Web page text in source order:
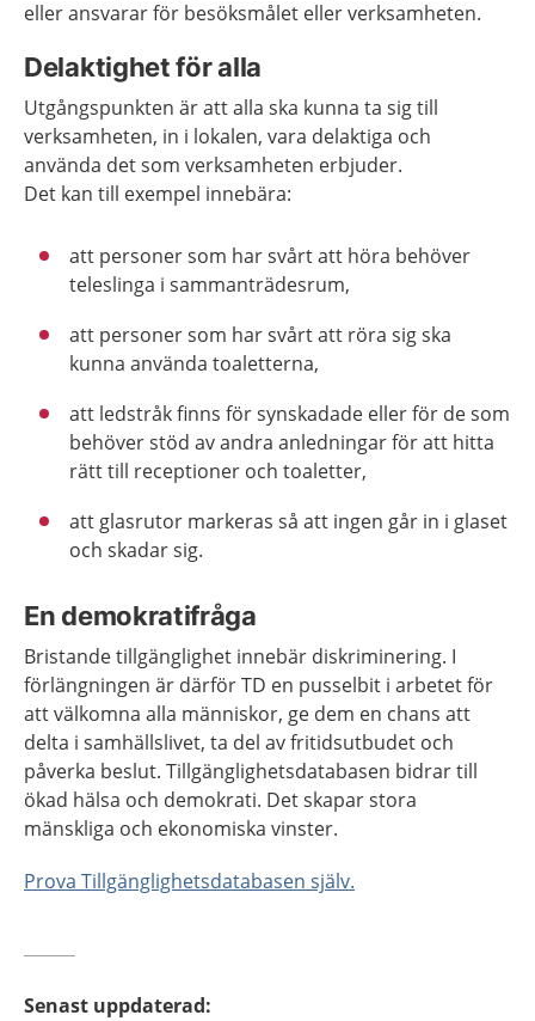
eller ansvarar för besöksmålet eller verksamheten.
Delaktighet för alla
Utgångspunkten är att alla ska kunna ta sig till
verksamheten, in i lokalen, vara delaktiga och
använda det som verksamheten erbjuder.
Det kan till exempel innebära:
att personer som har svårt att höra behöver
teleslinga i sammanträdesrum,
att personer som har svårt att röra sig ska
kunna använda toaletterna,
att ledstråk finns för synskadade eller för de som
behöver stöd av andra anledningar för att hitta
rätt till receptioner och toaletter,
att glasrutor markeras så att ingen går in i glaset
och skadar sig.
En demokratifråga
Bristande tillgänglighet innebär diskriminering. I
förlängningen är därför TD en pusselbit i arbetet för
att välkomna alla människor, ge dem en chans att
delta i samhällslivet, ta del av fritidsutbudet och
påverka beslut. Tillgänglighetsdatabasen bidrar till
ökad hälsa och demokrati. Det skapar stora
mänskliga och ekonomiska vinster.
Prova Tillgänglighetsdatabasen själv.
Senast uppdaterad: